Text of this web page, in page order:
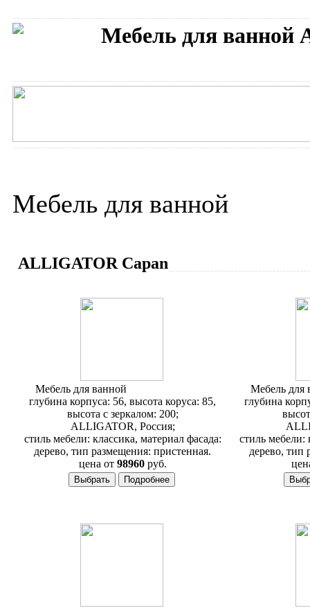
Мебель для ванной
Мебель для ванной
ALLIGATOR Capan
Мебель для ванной
глубина корпуса: 56, высота коруса: 85,
высота с зеркалом: 200;
ALLIGATOR, Россия;
стиль мебели: классика, материал фасада:
дерево, тип размещения: пристенная.
цена от98960 руб.
Мебель для
глубина
стиль мебели:
дерево, тип